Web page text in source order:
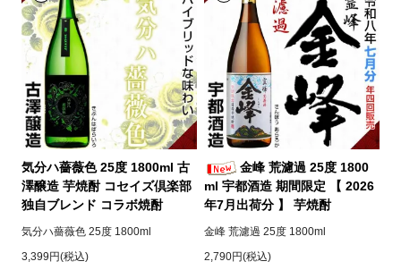
気分ハ薔薇色 25度 1800ml 古
澤醸造 芋焼酎 コセイズ倶楽部
独自ブレンド コラボ焼酎
気分ハ薔薇色 25度 1800ml
3,399円(税込)
金峰 荒濾過 25度 1800
ml 宇都酒造 期間限定 【 2026
年7月出荷分 】 芋焼酎
金峰 荒濾過 25度 1800ml
2,790円(税込)